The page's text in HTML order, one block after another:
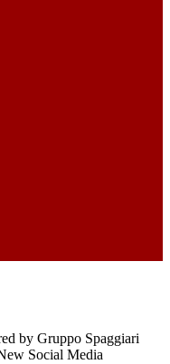
by Gruppo Spaggiari
Social Media